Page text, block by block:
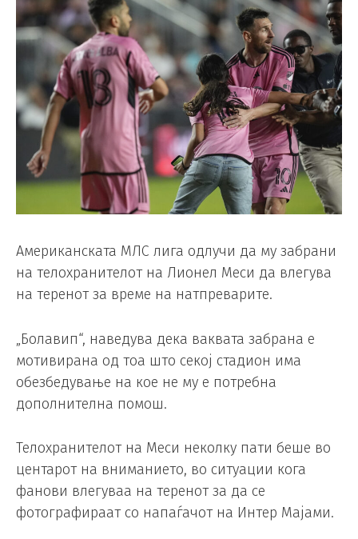
Американската МЛС лига одлучи да му забрани
на телохранителот на Лионел Меси да влегува
на теренот за време на натпреварите.
„Болавип“, наведува дека ваквата забрана е
мотивирана од тоа што секој стадион има
обезбедување на кое не му е потребна
дополнителна помош.
Телохранителот на Меси неколку пати беше во
центарот на вниманието, во ситуации кога
фанови влегуваа на теренот за да се
фотографираат со напаѓачот на Интер Мајами.